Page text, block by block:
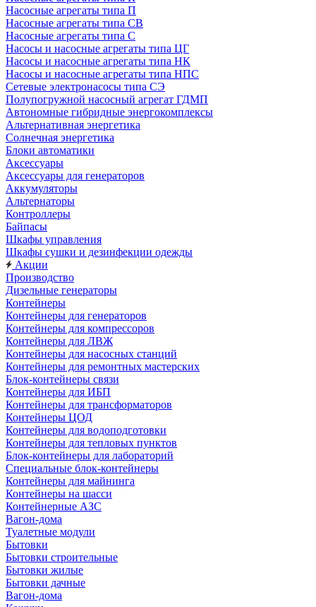
Насосные агрегаты типа П
Насосные агрегаты типа СВ
Насосные агрегаты типа С
Насосы и насосные агрегаты типа ЦГ
Насосы и насосные агрегаты типа НК
Насосы и насосные агрегаты типа НПС
Сетевые электронасосы типа СЭ
Полупогружной насосный агрегат ГДМП
Автономные гибридные энергокомплексы
Альтернативная энергетика
Солнечная энергетика
Блоки автоматики
Аксессуары
Аксессуары для генераторов
Аккумуляторы
Альтернаторы
Контроллеры
Байпасы
Шкафы управления
Шкафы сушки и дезинфекции одежды
Акции
Производство
Дизельные генераторы
Контейнеры
Контейнеры для генераторов
Контейнеры для компрессоров
Контейнеры для ЛВЖ
Контейнеры для насосных станций
Контейнеры для ремонтных мастерских
Блок-контейнеры связи
Контейнеры для ИБП
Контейнеры для трансформаторов
Контейнеры ЦОД
Контейнеры для водоподготовки
Контейнеры для тепловых пунктов
Блок-контейнеры для лабораторий
Специальные блок-контейнеры
Контейнеры для майнинга
Контейнеры на шасси
Контейнерные АЗС
Вагон-дома
Туалетные модули
Бытовки
Бытовки строительные
Бытовки жилые
Бытовки дачные
Вагон-дома